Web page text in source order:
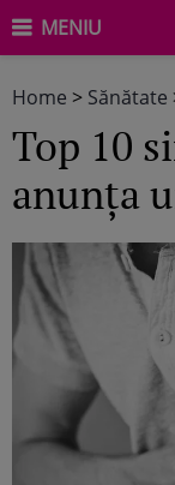
MENIU
Home > Sănătate
Top 10
anunța